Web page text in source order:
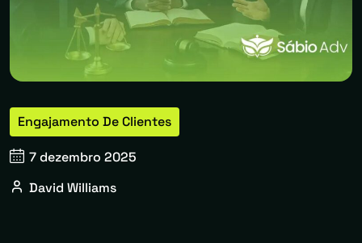
Engajamento De Clientes
7 dezembro 2025
David Williams